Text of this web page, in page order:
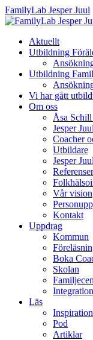
FamilyLab Jesper Juul
Aktuellt
Utbildning
Utbildning
Vi har gått
Om oss
Åsa Schill
Jesper
Coacher
Utbildare
Jesper
Referenser
Vår vision
Kontakt
Uppdrag
Kommun
Boka
Skolan
Läs
Inspiration
Pod
Artiklar